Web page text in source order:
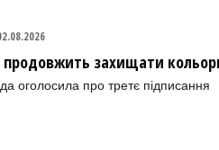
захищати
оголосила про третє підписання